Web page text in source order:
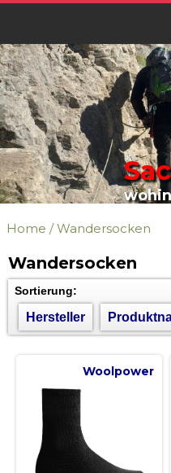
Home /Wandersocken
Wandersocken
Sortierung:
Hersteller
Woolpower